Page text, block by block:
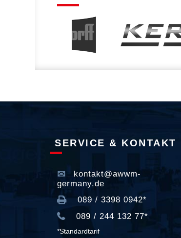
SERVICE & KONTAKT
kontakt@awwm-
germany.de
089 / 3398 0942*
089 / 244 132 77*
*Standardtarif